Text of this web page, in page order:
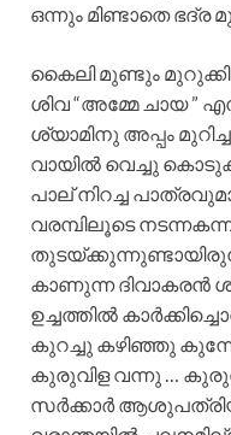
ഒന്നും മിണ്ടാതെ
കൈലി മുണ്ടും
ശിവ “അമ്മേ ചായ ”
ശ്യാമിനു അപ്പം
വായിൽ വെച്ചു
പാല് നിറച്ച
വരമ്പിലൂടെ
കാണുന്ന ദിവാകരൻ
ഉച്ചത്തിൽ
കുറച്ചു കഴിഞ്ഞു
കുരുവിള വന്നു …
സർക്കാർ